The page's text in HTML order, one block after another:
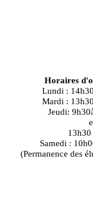
Horaires
Lundi :
Mardi :
Jeudi:
13h30 à
Samedi :
(Permanence des